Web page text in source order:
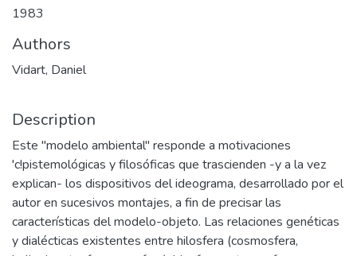
1983
Authors
Vidart, Daniel
Description
Este "modelo ambiental" responde a motivaciones
'c!pistemológicas y filosóficas que trascienden -y a la vez
explican- los dispositivos del ideograma, desarrollado por el
autor en sucesivos montajes, a fin de precisar las
características del modelo-objeto. Las relaciones genéticas
y dialécticas existentes entre hilosfera (cosmosfera,